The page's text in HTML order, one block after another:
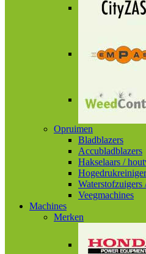
Opruimen
Bladblazers
Accubladblazers
Hakselaars /
Waterstofzuigers
Veegmachines
Machines
Merken